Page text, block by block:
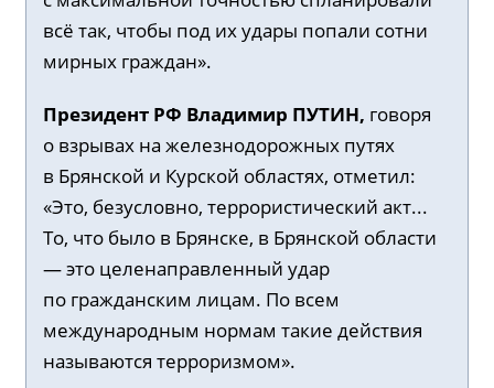
всё так, чтобы под их удары попали сотни
мирных граждан».
Президент РФ Владимир ПУТИН, говоря
о взрывах на железнодорожных путях
в Брянской и Курской областях, отметил:
«Это, безусловно, террористический акт...
То, что было в Брянске, в Брянской области
— это целенаправленный удар
по гражданским лицам. По всем
международным нормам такие действия
называются терроризмом».